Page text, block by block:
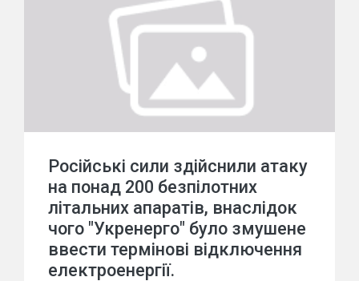
Російські сили здійснили атаку
на понад 200 безпілотних
літальних апаратів, внаслідок
чого "Укренерго" було змушене
ввести термінові відключення
електроенергії.